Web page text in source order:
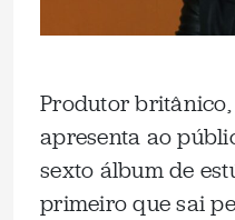
Produtor britânico,
apresenta ao
sexto álbum de
primeiro que sai